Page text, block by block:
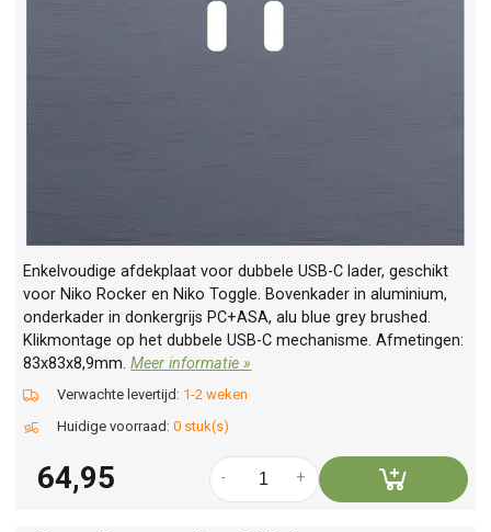
Enkelvoudige afdekplaat voor dubbele USB-C lader, geschikt
voor Niko Rocker en Niko Toggle. Bovenkader in aluminium,
onderkader in donkergrijs PC+ASA, alu blue grey brushed.
Klikmontage op het dubbele USB-C mechanisme. Afmetingen:
83x83x8,9mm.Meer informatie »
Verwachte levertijd: 1-2 weken
Huidige voorraad: 0 stuk(s)
64,95 +
-